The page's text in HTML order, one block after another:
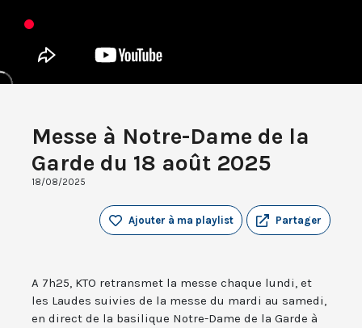
Messe à Notre-Dame de la
Garde du 18 août 2025
18/08/2025
Partager
Ajouter à ma playlist
A 7h25, KTO retransmet la messe chaque lundi, et
les Laudes suivies de la messe du mardi au samedi,
en direct de la basilique Notre-Dame de la Garde à